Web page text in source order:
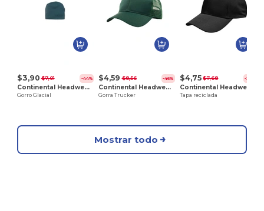
$3,90 $7,01 -44%
Continental Headwear 600
Gorro Glacial
$4,59 $8,56 -46%
Continental Headwear 6016
Gorra Trucker
$4,75 $7,68 -38%
Continental Headwear C6003
Tapa reciclada
Mostrar todo